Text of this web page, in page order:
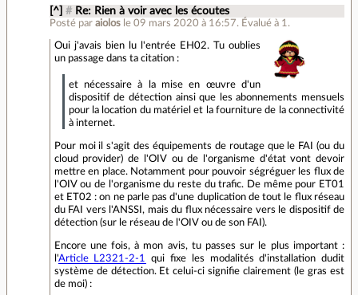
[^] # Re: Rien à voir avec les écoutes
Posté par aiolos le 09 mars 2020 à 16:57. Évalué à 1 .
Oui j'avais bien lu l'entrée EH02. Tu oublies
un passage dans ta citation :
et nécessaire à la mise en œuvre d'un
dispositif de détection ainsi que les abonnements mensuels
pour la location du matériel et la fourniture de la connectivité
à internet.
Pour moi il s'agit des équipements de routage que le FAI (ou du
cloud provider) de l'OIV ou de l'organisme d'état vont devoir
mettre en place. Notamment pour pouvoir ségréguer les flux de
l'OIV ou de l'organisme du reste du trafic. De même pour ET01
et ET02 : on ne parle pas d'une duplication de tout le flux réseau
du FAI vers l'ANSSI, mais du flux nécessaire vers le dispositif de
détection (sur le réseau de l'OIV ou de son FAI).
Encore une fois, à mon avis, tu passes sur le plus important :
l'Article L2321-2-1
qui fixe les modalités d'installation dudit
système de détection. Et celui-ci signifie clairement (le gras est
de moi) :